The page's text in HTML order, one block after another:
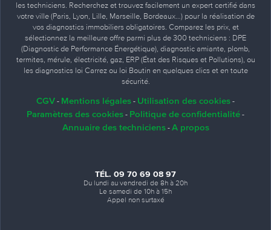
les techniciens. Recherchez et trouvez facilement un expert certifié dans
votre ville (Paris, Lyon, Lille, Marseille, Bordeaux…) pour la réalisation de
vos diagnostics immobiliers obligatoires. Comparez les prix, et
sélectionnez la meilleure offre parmi plus de 300 techniciens : DPE
(Diagnostic de Performance Énergétique), diagnostic amiante, plomb,
termites, mérule, électricité, gaz, ERP (État des Risques et Pollutions), ou
les diagnostics loi Carrez ou loi Boutin en quelques clics et en toute
sécurité.
CGV - Mentions légales - Utilisation des cookies -
Paramètres des cookies - Politique de confidentialité -
Annuaire des techniciens- A propos
TÉL. 09 70 69 08 97
Du lundi au vendredi de 8h à 20h
Le samedi de 10h à 15h
Appel non surtaxé